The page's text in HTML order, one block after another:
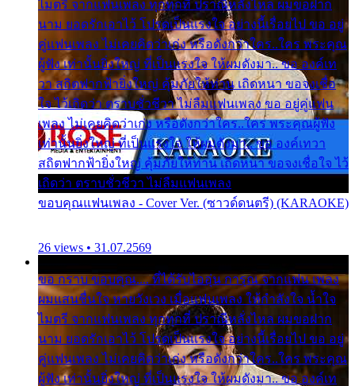
ไมตรี จากแฟนเพลง ทุกทุกที่ ปราณีหลั่งไหล ผมขอฝาก
นาม ยอดรักเอาไว้ โปรดเป็นแรงใจ อย่างนี้เรื่อยไป ขอ อยู่
คู่แฟนเพลง ไม่เคยคิดว่าเก่ง หรือดังกว่าใคร..ใคร พระคุณ
ผู้ฟัง เท่านั้นยิ่งใหญ่ ที่เป็นแรงใจ ให้ผมดังมา.. ขอ องค์เท
วา สถิตฟากฟ้ายิ่งใหญ่ คุ้มภัยให้ท่าน เถิดหนา ขอจงเชื่อ
ใจ ไว้เถิดว่า ตราบชั่วชีวา ไม่ลืมแฟนเพลง ขอ อยู่คู่แฟน
เพลง ไม่เคยคิดว่าเก่ง หรือดังกว่าใคร..ใคร พระคุณผู้ฟัง
เท่านั้นยิ่งใหญ่ ที่เป็นแรงใจ ให้ผมดังมา.. ขอ องค์เทวา
สถิตฟากฟ้ายิ่งใหญ่ คุ้มภัยให้ท่าน เถิดหนา ขอจงเชื่อใจ ไว้
เถิดว่า ตราบชั่วชีวา ไม่ลืมแฟนเพลง
ขอบคุณแฟนเพลง - Cover Ver. (ซาวด์ดนตรี) (KARAOKE)
26 views • 31.07.2569
ขอ กราบ ขอบคุณ.... ที่ได้รับไออุ่น การุณ จากแฟน เพลง
ผมแสนชื่นใจ หายวังเวง เมื่อแฟนเพลง ให้กำลังใจ น้ำใจ
ไมตรี จากแฟนเพลง ทุกทุกที่ ปราณีหลั่งไหล ผมขอฝาก
นาม ยอดรักเอาไว้ โปรดเป็นแรงใจ อย่างนี้เรื่อยไป ขอ อยู่
คู่แฟนเพลง ไม่เคยคิดว่าเก่ง หรือดังกว่าใคร..ใคร พระคุณ
ผู้ฟัง เท่านั้นยิ่งใหญ่ ที่เป็นแรงใจ ให้ผมดังมา.. ขอ องค์เท